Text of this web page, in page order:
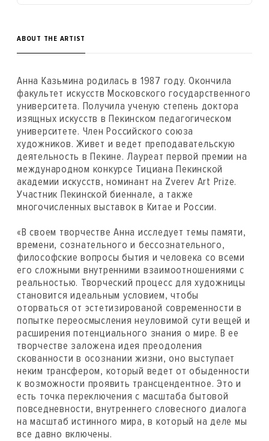
ABOUT THE ARTIST
Анна Казьмина родилась в 1987 году. Окончила
факультет искусств Московского государственного
университета. Получила ученую степень доктора
изящных искусств в Пекинском педагогическом
университете. Член Российского союза
художников. Живет и ведет преподавательскую
деятельность в Пекине. Лауреат первой премии на
международном конкурсе Тициана Пекинской
академии искусств, номинант на Zverev Art Prize.
Участник Пекинской биеннале, а также
многочисленных выставок в Китае и России.
«В своем творчестве Анна исследует темы памяти,
времени, сознательного и бессознательного,
философские вопросы бытия и человека со всеми
его сложными внутренними взаимоотношениями с
реальностью. Творческий процесс для художницы
становится идеальным условием, чтобы
оторваться от эстетизированой современности в
попытке переосмысления неуловимой сути вещей и
расширения потенциального знания о мире. В ее
творчестве заложена идея преодоления
скованности в осознании жизни, оно выступает
неким трансфером, который ведет от обыденности
к возможности проявить трансцендентное. Это и
есть точка переключения с масштаба бытовой
повседневности, внутреннего словесного диалога
на масштаб истинного мира, в который на деле мы
все давно включены.